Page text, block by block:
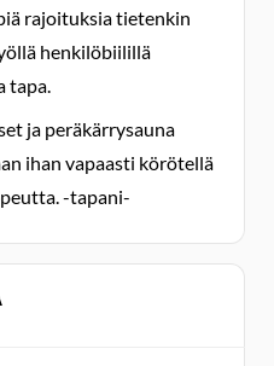
rajoituksia tietenkin
henkilöbiilillä
tapa.
ja peräkärrysauna
ihan vapaasti körötellä
-tapani-